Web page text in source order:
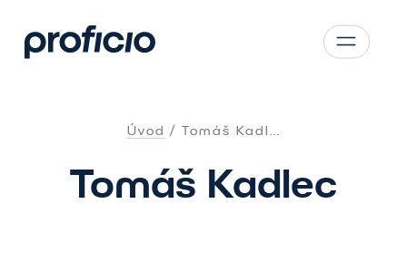
AT
Úvod Tomáš Kadl…
Tomáš Kadlec